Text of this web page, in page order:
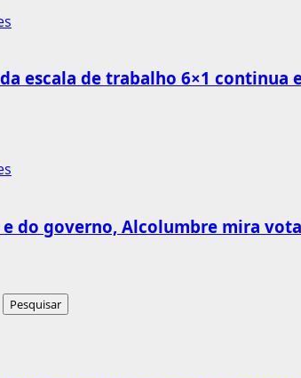
escala de trabalho 6×1 continua
do governo, Alcolumbre mira
Pesquisar